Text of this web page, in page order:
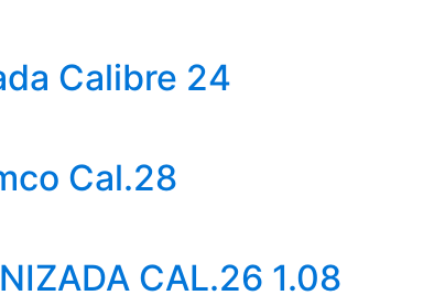
Calibre 24
Cal.28
CAL.26 1.08